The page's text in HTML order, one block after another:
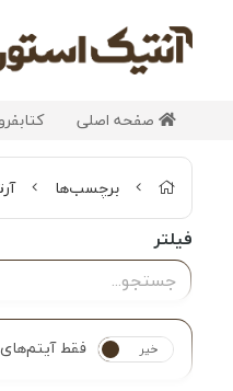
صفحه اصلی
برچسب‌ها
فیلتر
بله خیر فقط